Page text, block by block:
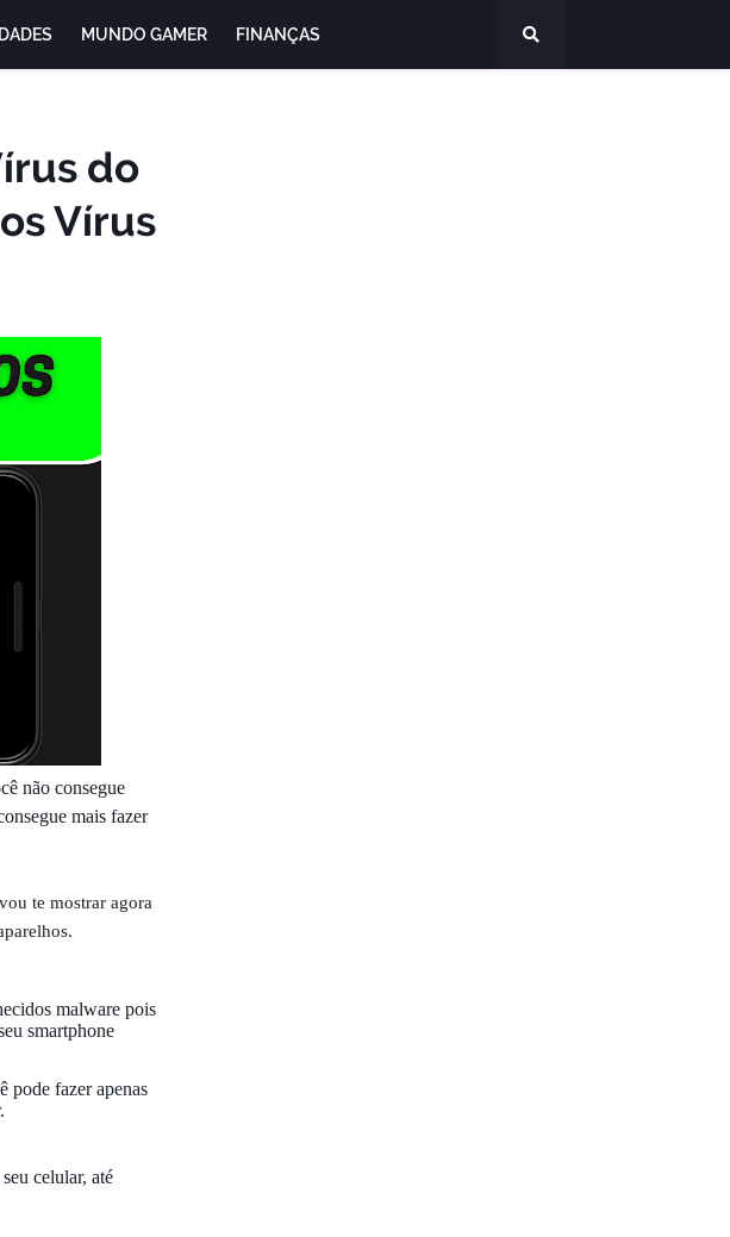
MUNDO GAMER FINANÇAS
do
Vírus
não consegue
mais fazer
te mostrar agora
malware pois
smartphone
pode fazer apenas
celular, até